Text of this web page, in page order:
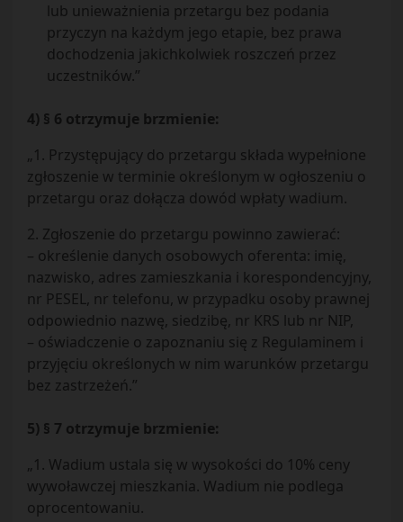
lub unieważnienia przetargu bez podania
przyczyn na każdym jego etapie, bez prawa
dochodzenia jakichkolwiek roszczeń przez
uczestników.”
4) § 6 otrzymuje brzmienie:
„1. Przystępujący do przetargu składa wypełnione
zgłoszenie w terminie określonym w ogłoszeniu o
przetargu oraz dołącza dowód wpłaty wadium.
2. Zgłoszenie do przetargu powinno zawierać:
– określenie danych osobowych oferenta: imię,
nazwisko, adres zamieszkania i korespondencyjny,
nr PESEL, nr telefonu, w przypadku osoby prawnej
odpowiednio nazwę, siedzibę, nr KRS lub nr NIP,
– oświadczenie o zapoznaniu się z Regulaminem i
przyjęciu określonych w nim warunków przetargu
bez zastrzeżeń.”
5) § 7 otrzymuje brzmienie:
„1. Wadium ustala się w wysokości do 10% ceny
wywoławczej mieszkania. Wadium nie podlega
oprocentowaniu.